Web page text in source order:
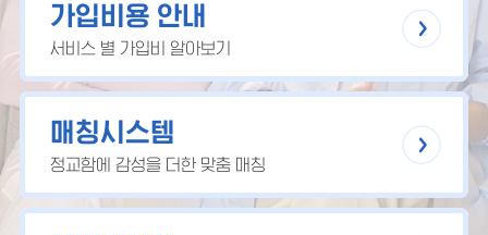
가입비용 안내
서비스 별 가입비 알아보기
매칭시스템
정교함에 감성을 더한 맞춤 매칭